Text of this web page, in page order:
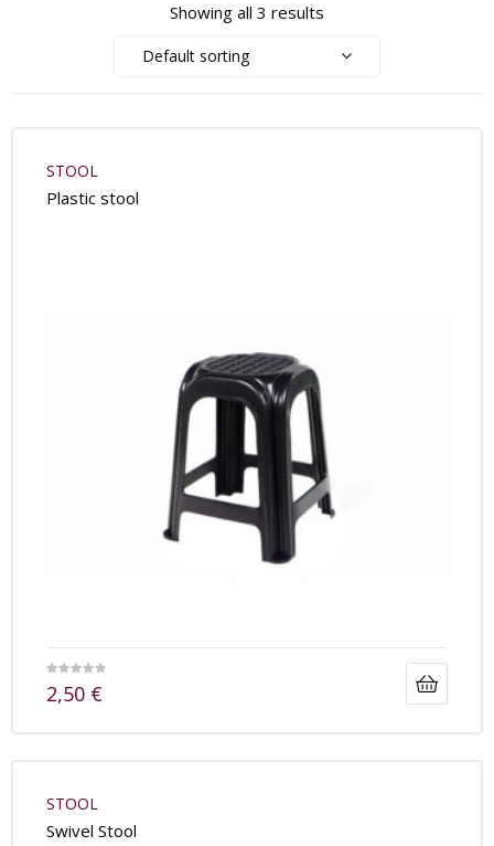
Showing all 3 results
Default sorting
STOOL
Plastic stool
2,50 €
STOOL
Swivel Stool